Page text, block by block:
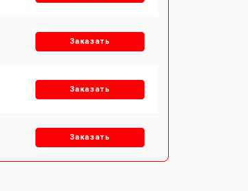
Заказать
Заказать
Заказать